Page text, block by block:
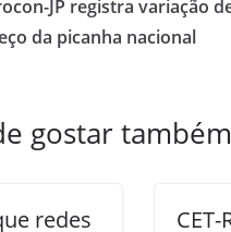
JP registra variação
da picanha nacional
gostar também
redes